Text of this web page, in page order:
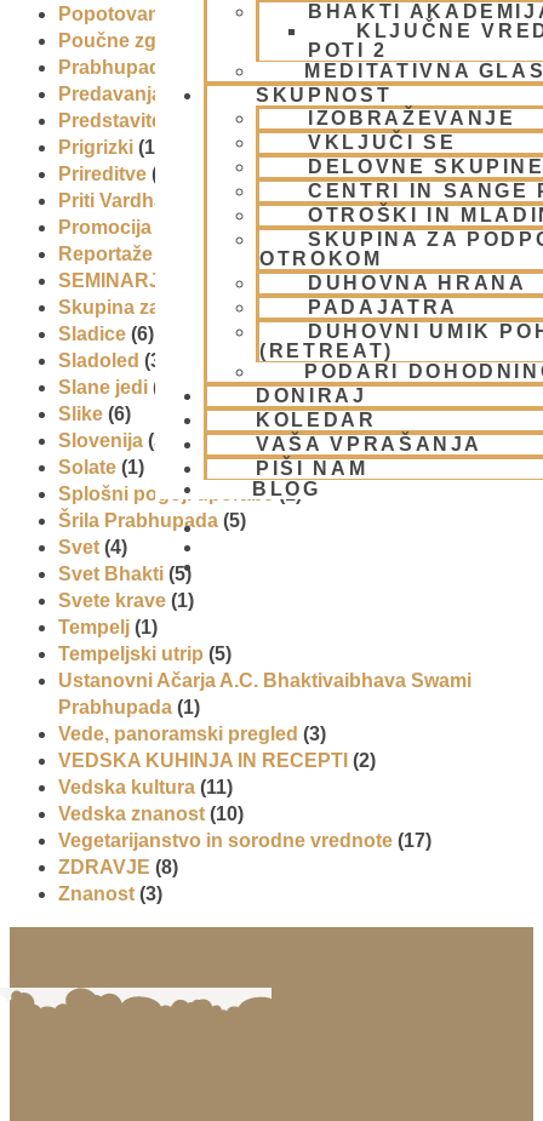
BHAKTI
KLJUČNE
POTI 2
MEDITATIVNA
SKUPNOST
IZOBRAŽEVANJE
VKLJUČI SE
DELOVNE
CENTRI IN SANGE
OTROŠKI IN
SKUPINA ZA
OTROKOM
DUHOVNA HRANA
PADAJATRA
DUHOVNI UMIK
(RETREAT)
PODARI
DONIRAJ
KOLEDAR
VAŠA VPRAŠANJA
PIŠI NAM
BLOG
Popotovanja
Poučne zgodbe in nauki
(8)
Prabhupadovi učenci in ostali(3)
Predavanja
(2)
Predstavitev
Prigrizki (1)
Prireditve (7)
Priti Vardhana das
(1)
Promocija in izobrazevanje(3)
Reportaže
SEMINARJI IN TEČAJ (5)
Skupina za podporo družinam in otrokom (CPT)
Sladice (6)
Sladoled (3)
Slane jedi (2)
Slike (6)
Slovenija (30)
Solate (1)
Splošni pogoji uporabe(1)
Šrila Prabhupada (5)
Svet (4)
Svet Bhakti (5)
Svete krave (1)
Tempelj (1)
Tempeljski utrip (5)
Ustanovni Ačarja A.C. Bhaktivaibhava Swami
Prabhupada (1)
Vede, panoramski pregled (3)
VEDSKA KUHINJA IN RECEPTI (2)
Vedska kultura (11)
Vedska znanost (10)
Vegetarijanstvo in sorodne vrednote (17)
ZDRAVJE (8)
Znanost (3)